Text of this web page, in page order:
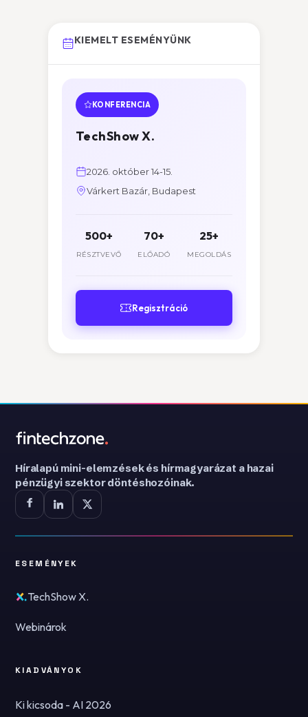
KIEMELT ESEMÉNYÜNK
KONFERENCIA
TechShow X.
2026. október 14-15.
Várkert Bazár, Budapest
500+
RÉSZTVEVŐ
70+
ELŐADÓ
25+
MEGOLDÁS
Regisztráció
Híralapú mini-elemzések és hírmagyarázat a hazai
pénzügyi szektor döntéshozóinak.
ESEMÉNYEK
TechShow X.
Webinárok
KIADVÁNYOK
Ki kicsoda - AI 2026